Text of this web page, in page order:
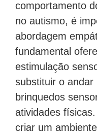
comportamento
no autismo, é
abordagem
fundamental
estimulação
substituir o
brinquedos
atividades
criar um